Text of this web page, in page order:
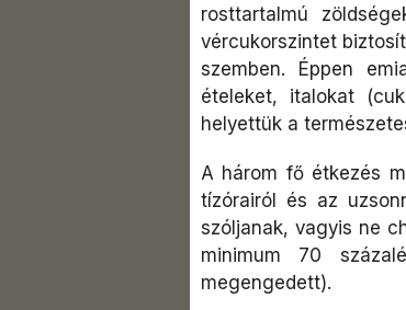
rosttartalmú
vércukorszintet
szemben. Éppen
ételeket, italokat
helyettük a
A három fő étkezés
tízórairól és az
szóljanak, vagyis ne
minimum 70
megengedett).